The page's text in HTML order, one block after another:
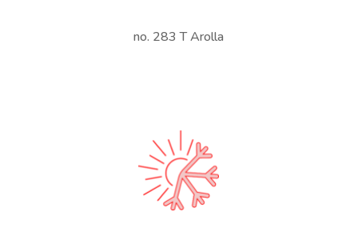
no. 283 T Arolla